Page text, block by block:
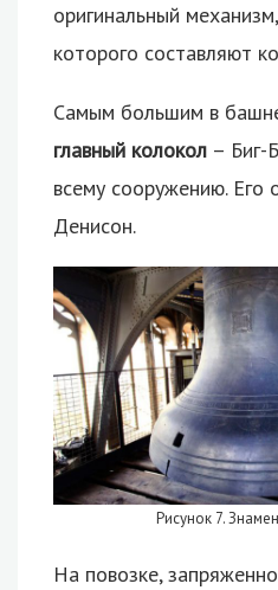
оригинальный
которого составляют
Самым большим в
главный колокол – Биг-
всему сооружению. Его
Денисон.
Рисунок 7.
На повозке,